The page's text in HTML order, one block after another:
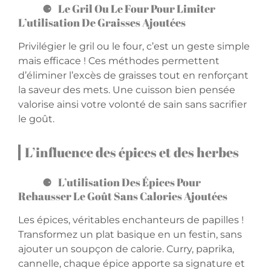
Le Gril Ou Le Four Pour Limiter
L’utilisation De Graisses Ajoutées
Privilégier le gril ou le four, c’est un geste simple
mais efficace ! Ces méthodes permettent
d’éliminer l’excès de graisses tout en renforçant
la saveur des mets. Une cuisson bien pensée
valorise ainsi votre volonté de sain sans sacrifier
le goût.
L’influence des épices et des herbes
L’utilisation Des Épices Pour
Rehausser Le Goût Sans Calories Ajoutées
Les épices, véritables enchanteurs de papilles !
Transformez un plat basique en un festin, sans
ajouter un soupçon de calorie. Curry, paprika,
cannelle, chaque épice apporte sa signature et